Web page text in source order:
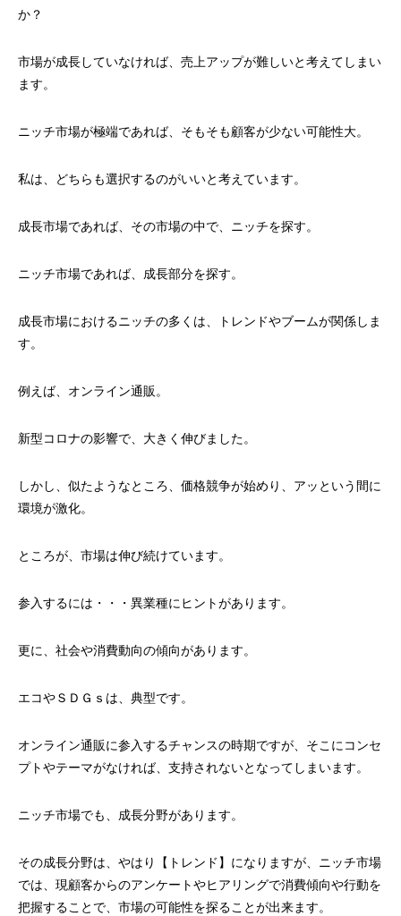
か？
市場が成長していなければ、売上アップが難しいと考えてしまい
ます。
ニッチ市場が極端であれば、そもそも顧客が少ない可能性大。
私は、どちらも選択するのがいいと考えています。
成長市場であれば、その市場の中で、ニッチを探す。
ニッチ市場であれば、成長部分を探す。
成長市場におけるニッチの多くは、トレンドやブームが関係しま
す。
例えば、オンライン通販。
新型コロナの影響で、大きく伸びました。
しかし、似たようなところ、価格競争が始めり、アッという間に
環境が激化。
ところが、市場は伸び続けています。
参入するには・・・異業種にヒントがあります。
更に、社会や消費動向の傾向があります。
エコやＳＤＧｓは、典型です。
オンライン通販に参入するチャンスの時期ですが、そこにコンセ
プトやテーマがなければ、支持されないとなってしまいます。
ニッチ市場でも、成長分野があります。
その成長分野は、やはり【トレンド】になりますが、ニッチ市場
では、現顧客からのアンケートやヒアリングで消費傾向や行動を
把握することで、市場の可能性を探ることが出来ます。